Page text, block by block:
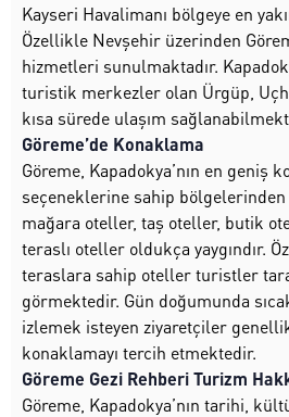
Kayseri Havalimanı bölgeye en
Özellikle Nevşehir üzerinden
hizmetleri sunulmaktadır.
turistik merkezler olan Ürgüp,
kısa sürede ulaşım
Göreme’de Konaklama
Göreme, Kapadokya’nın en geniş
seçeneklerine sahip
mağara oteller, taş oteller, butik
teraslı oteller oldukça yaygındır.
teraslara sahip oteller turistler
görmektedir. Gün doğumunda
izlemek isteyen ziyaretçiler
konaklamayı tercih etmektedir.
Göreme Gezi Rehberi Turizm
Göreme, Kapadokya’nın tarihi,